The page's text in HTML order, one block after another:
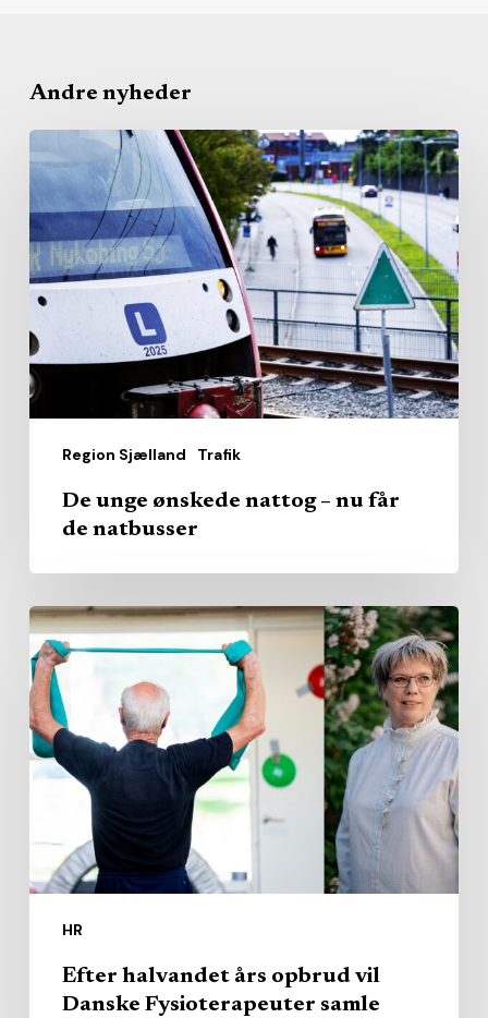
Andre nyheder
Region Sjælland Trafik
unge
ønskede
nattog
–
nu
får
de
natbusser
De unge ønskede nattog – nu får
de natbusser
HR
Efter
halvandet
års
opbrud
vil
Danske
Fysioterapeuter
samle
dele
praksissektoren
Efter halvandet års opbrud vil
Danske Fysioterapeuter samle